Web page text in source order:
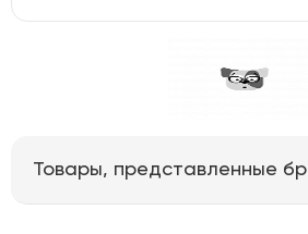
Товары, представленные